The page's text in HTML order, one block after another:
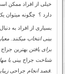
خیلی از افراد ممکن
دارد ؟ چگونه میتوان
بسیاری از افراد به
بینی انتخاب میکنند.
برای یافتن بهترین جراح
شناخت جراح بینی با
قصد انجام جراحی می باشد.